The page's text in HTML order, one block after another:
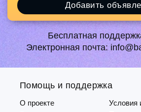
Добавить
Бесплатная
Электронная почта:
Помощь и поддержка
О проекте
Условия